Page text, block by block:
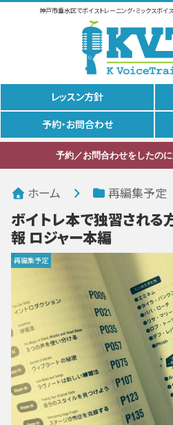
神戸市垂水区でボイストレーニング・ミックスボイ
レッスン方針
予約・お問合わせ
予約／お問合わせをしたの
ホーム 再編集予定
ボイトレ本で独習される
報 ロジャー本編
再編集予定